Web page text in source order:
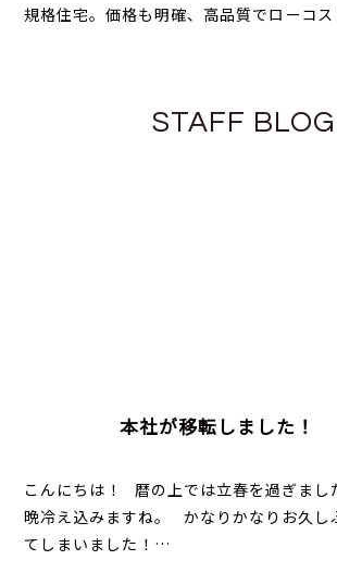
規格住宅。価格も明確、高品質でローコス
STAFF BLOG
本社が移転しました！
こんにちは！ 暦の上では立春を過ぎまし
晩冷え込みますね。 かなりかなりお久し
てしまいました！…